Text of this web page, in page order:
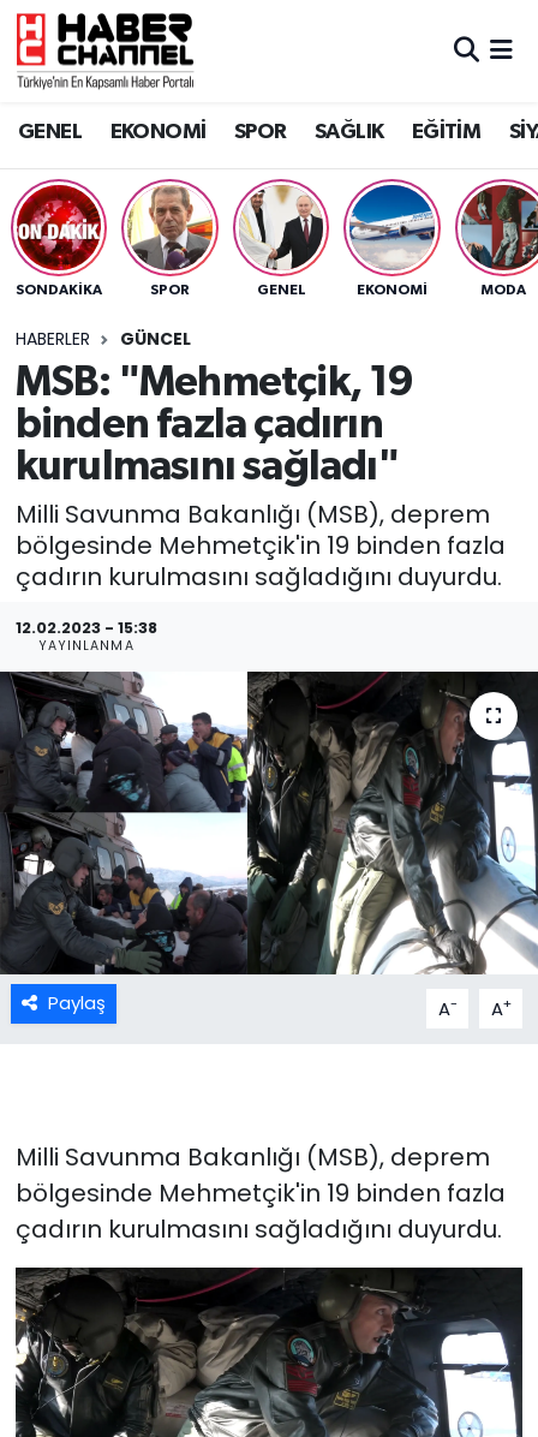
GENEL EKONOMİ SPOR SAĞLIK EĞİTİM
SONDAKIKA SPOR GENEL EKONOMİ MODA
HABERLER GÜNCEL
MSB: "Mehmetçik, 19
binden fazla çadırın
kurulmasını sağladı"
Milli Savunma Bakanlığı (MSB), deprem
bölgesinde Mehmetçik'in 19 binden fazla
çadırın kurulmasını sağladığını duyurdu.
12.02.2023 - 15:38
YAYINLANMA
Paylaş A- A+
Milli Savunma Bakanlığı (MSB), deprem
bölgesinde Mehmetçik'in 19 binden fazla
çadırın kurulmasını sağladığını duyurdu.
GENEL
SPOR
SAĞLIK
EĞİTİM
SİYASET
MAGAZİN
Nöbetçi Eczaneler
Trafik Durumu
Süper Lig Puan Durumu ve Fikstür
Tüm Manşetler
Son Dakika Haberleri
Haber Arşivi